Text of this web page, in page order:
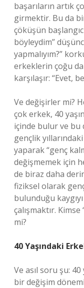
başarıların artık
girmektir. Bu da
çöküşün
böyleydim”
yapmalıyım?”
erkeklerin çoğu da
karşılaşır: “Evet,
Ve değişirler mi?
çok erkek, 40
içinde bulur ve
gençlik
yaparak “genç
değişmemek için
de biraz daha
fiziksel olarak
bulunduğu
çalışmaktır.
mi?
40 Yaşındaki
Ve asıl soru şu:
bir değişim